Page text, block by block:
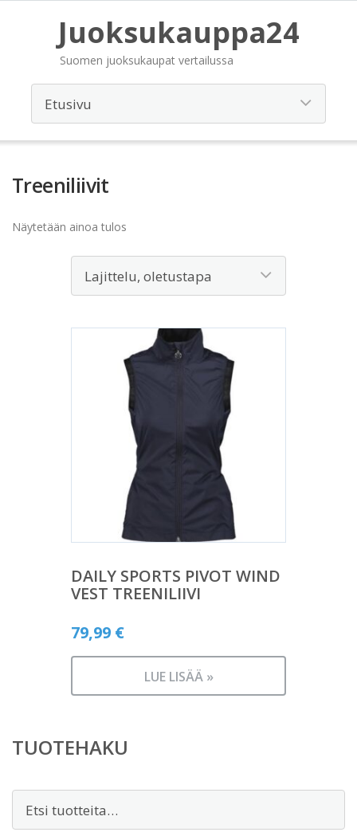
Juoksukauppa24
Suomen juoksukaupat vertailussa
Treeniliivit
Näytetään ainoa tulos
DAILY SPORTS PIVOT WIND
VEST TREENILIIVI
79,99 €
LUE LISÄÄ »
TUOTEHAKU